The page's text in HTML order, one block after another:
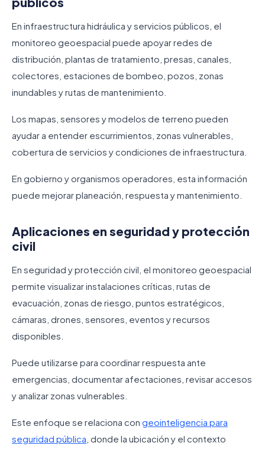
En infraestructura hidráulica y servicios públicos, el
monitoreo geoespacial puede apoyar redes de
distribución, plantas de tratamiento, presas, canales,
colectores, estaciones de bombeo, pozos, zonas
inundables y rutas de mantenimiento.
Los mapas, sensores y modelos de terreno pueden
ayudar a entender escurrimientos, zonas vulnerables,
cobertura de servicios y condiciones de infraestructura.
En gobierno y organismos operadores, esta información
puede mejorar planeación, respuesta y mantenimiento.
Aplicaciones en seguridad y protección
civil
En seguridad y protección civil, el monitoreo geoespacial
permite visualizar instalaciones críticas, rutas de
evacuación, zonas de riesgo, puntos estratégicos,
cámaras, drones, sensores, eventos y recursos
disponibles.
Puede utilizarse para coordinar respuesta ante
emergencias, documentar afectaciones, revisar accesos
y analizar zonas vulnerables.
Este enfoque se relaciona con geointeligencia para
seguridad pública , donde la ubicación y el contexto